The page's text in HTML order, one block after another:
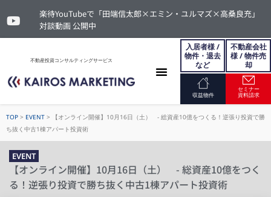
楽待YouTubeで「田端信太郎×エミン・ユルマズ×高桑良充」
対談動画 公開中
不動産投資コンサルティングサービス
入居者様 /
物件・退去
など
不動産会社
様 / 物件売
却
収益物件
セミナー
資料請求
TOP > EVENT >
【オンライン開催】10月16日（土） - 総資産10億をつくる！逆張り投資で勝
ち抜く中古1棟アパート投資術
EVENT
【オンライン開催】10月16日（土） - 総資産10億をつく
る！逆張り投資で勝ち抜く中古1棟アパート投資術